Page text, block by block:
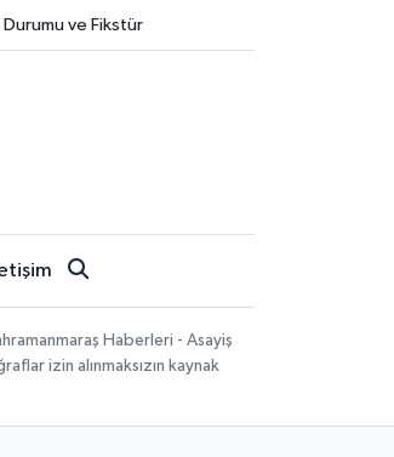
Durumu ve Fikstür
Haberleri - Asayiş
izin alınmaksızın kaynak